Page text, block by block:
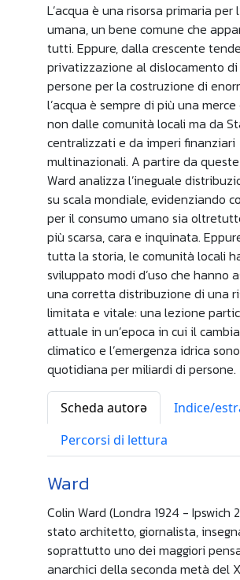
L’acqua è una risorsa primaria per
umana, un bene comune che
tutti. Eppure, dalla crescente
privatizzazione al dislocamento
persone per la costruzione di
l’acqua è sempre di più una
non dalle comunità locali ma da
centralizzati e da imperi finanziari
multinazionali. A partire da
Ward analizza l’ineguale
su scala mondiale, evidenziando
per il consumo umano sia
più scarsa, cara e inquinata.
tutta la storia, le comunità locali
sviluppato modi d’uso che hanno
una corretta distribuzione di una
limitata e vitale: una lezione
attuale in un’epoca in cui il
climatico e l’emergenza idrica
quotidiana per miliardi di persone.
Scheda autorə
Indice/
Percorsi di lettura
Ward
Colin Ward (Londra 1924 - Ipswich
stato architetto, giornalista,
soprattutto uno dei maggiori
anarchici della seconda metà del